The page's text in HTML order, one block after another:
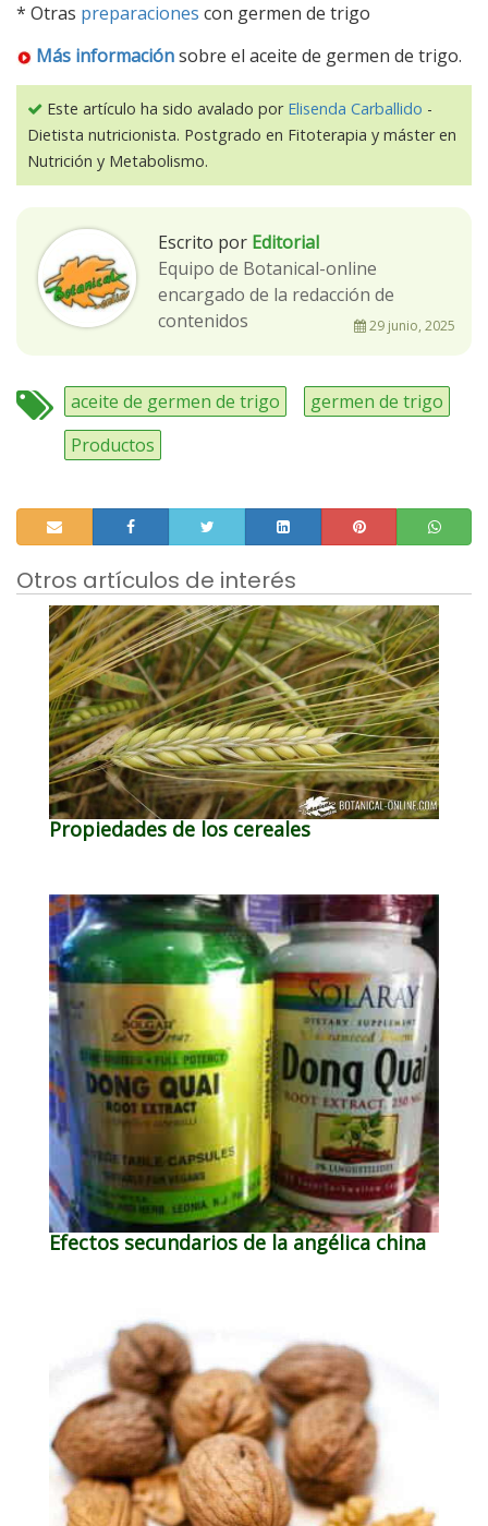
* Otras preparaciones con germen de trigo
Más informaciónsobre el aceite de germen de trigo.
Este artículo ha sido avalado por Elisenda Carballido -
Dietista nutricionista. Postgrado en Fitoterapia y máster en
Nutrición y Metabolismo.
Escrito por Editorial
Equipo de Botanical-online
encargado de la redacción de
contenidos
29 junio, 2025
aceite de germen de trigo
germen de trigo
Productos
Otros artículos de interés
Propiedades de los cereales
Efectos secundarios de la angélica china